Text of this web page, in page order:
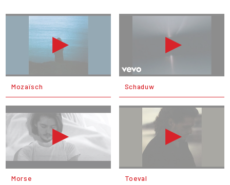
Mozaïsch Schaduw
Morse Toeval